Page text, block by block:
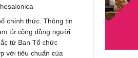
chính thức. Thông tin
từ cộng đồng người
từ Ban Tổ chức
với tiêu chuẩn của